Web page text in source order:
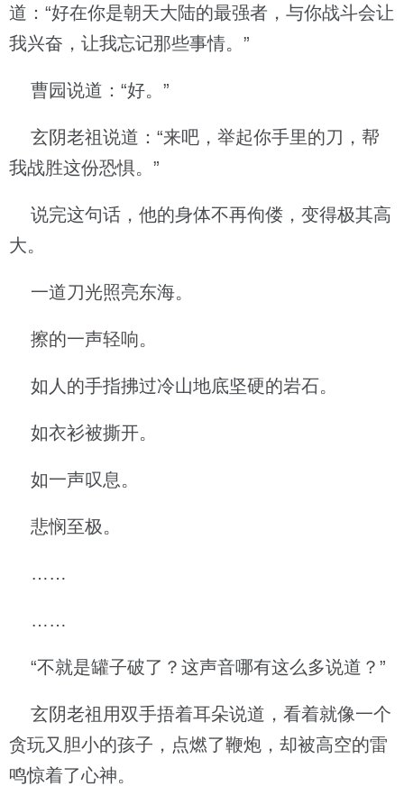
道：“好在你是朝天大陆的最强者，与你战斗会让
我兴奋，让我忘记那些事情。”
曹园说道：“好。”
玄阴老祖说道：“来吧，举起你手里的刀，帮
我战胜这份恐惧。”
说完这句话，他的身体不再佝偻，变得极其高
大。
一道刀光照亮东海。
擦的一声轻响。
如人的手指拂过冷山地底坚硬的岩石。
如衣衫被撕开。
如一声叹息。
悲悯至极。
……
……
“不就是罐子破了？这声音哪有这么多说道？”
玄阴老祖用双手捂着耳朵说道，看着就像一个
贪玩又胆小的孩子，点燃了鞭炮，却被高空的雷
鸣惊着了心神。